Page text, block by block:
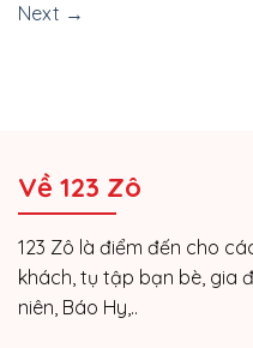
Next →
Về 123 Zô
123 Zô là điểm đến cho
khách, tụ tập bạn bè, gia
niên, Báo Hy,..